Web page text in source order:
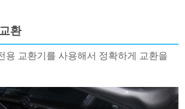
환
용 교환기를 사용해서 정확하게 교환을